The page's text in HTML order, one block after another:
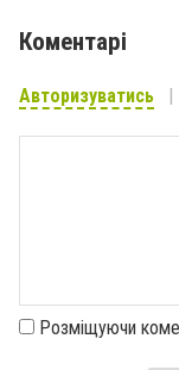
Коментарі
Авторизуватись
Розміщуючи